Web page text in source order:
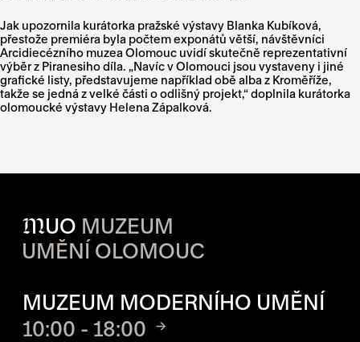
Jak upozornila kurátorka pražské výstavy Blanka Kubíková,
přestože premiéra byla počtem exponátů větší, návštěvníci
Arcidiecézního muzea Olomouc uvidí skutečně reprezentativní
výběr z Piranesiho díla. „Navíc v Olomouci jsou vystaveny i jiné
grafické listy, představujeme například obě alba z Kroměříže,
takže se jedná z velké části o odlišný projekt,“ doplnila kurátorka
olomoucké výstavy Helena Zápalková.
MUO MUZEUM
UMĚNÍ OLOMOUC
MUZEUM MODERNÍHO UMĚNÍ
10:00 - 18:00